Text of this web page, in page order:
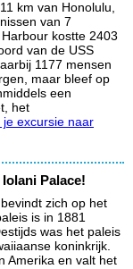
km van Honolulu,
van 7
kostte 2403
van de USS
1177 mensen
maar bleef op
een
het
je excursie naar
Palace!
zich op het
is in 1881
was het paleis
koninkrijk.
Amerika en valt het